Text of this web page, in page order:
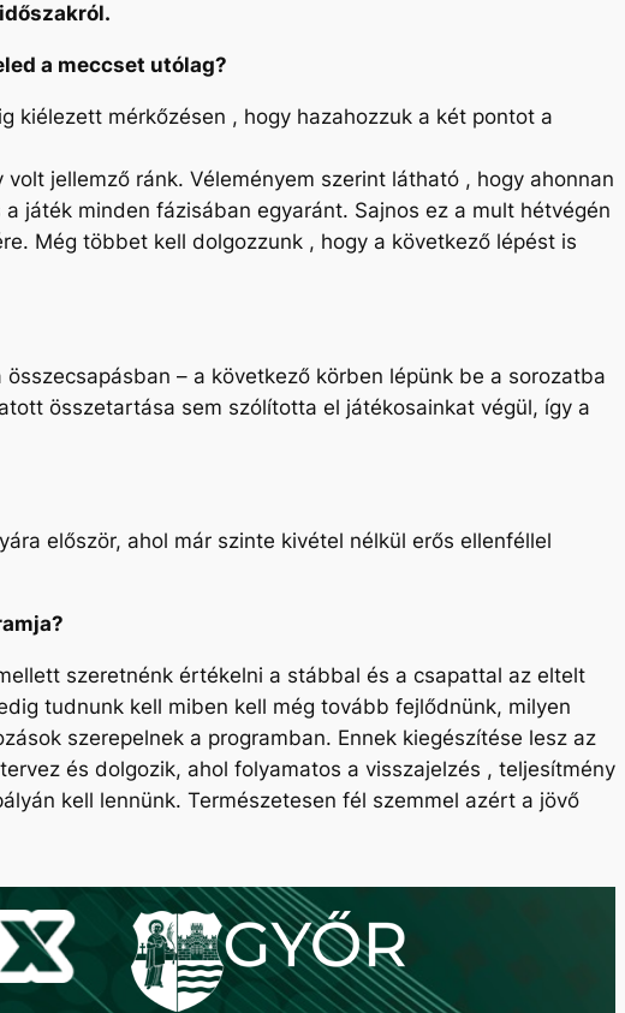
a meccset utólag?
kiélezett mérkőzésen , hogy hazahozzuk a két pontot a
jellemző ránk. Véleményem szerint látható , hogy ahonnan
játék minden fázisában egyaránt. Sajnos ez a mult hétvégén
Még többet kell dolgozzunk , hogy a következő lépést is
– a következő körben lépünk be a sorozatba
összetartása sem szólította el játékosainkat végül, így a
először, ahol már szinte kivétel nélkül erős ellenféllel
szeretnénk értékelni a stábbal és a csapattal az eltelt
tudnunk kell miben kell még tovább fejlődnünk, milyen
szerepelnek a programban. Ennek kiegészítése lesz az
és dolgozik, ahol folyamatos a visszajelzés , teljesítmény
kell lennünk. Természetesen fél szemmel azért a jövő